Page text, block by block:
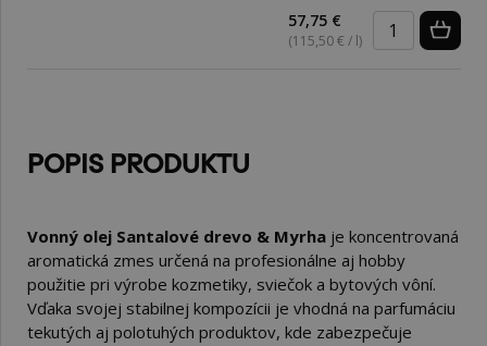
57,75 €
(115,50 € / l)
POPIS PRODUKTU
Vonný olej Santalové drevo & Myrha je koncentrovaná
aromatická zmes určená na profesionálne aj hobby
použitie pri výrobe kozmetiky, sviečok a bytových vôní.
Vďaka svojej stabilnej kompozícii je vhodná na parfumáciu
tekutých aj polotuhých produktov, kde zabezpečuje